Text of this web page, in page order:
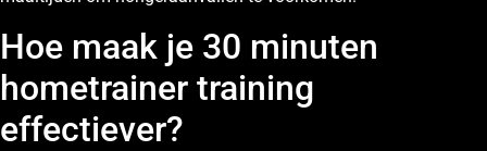
Hoe maak je 30 minuten
hometrainer training
effectiever?